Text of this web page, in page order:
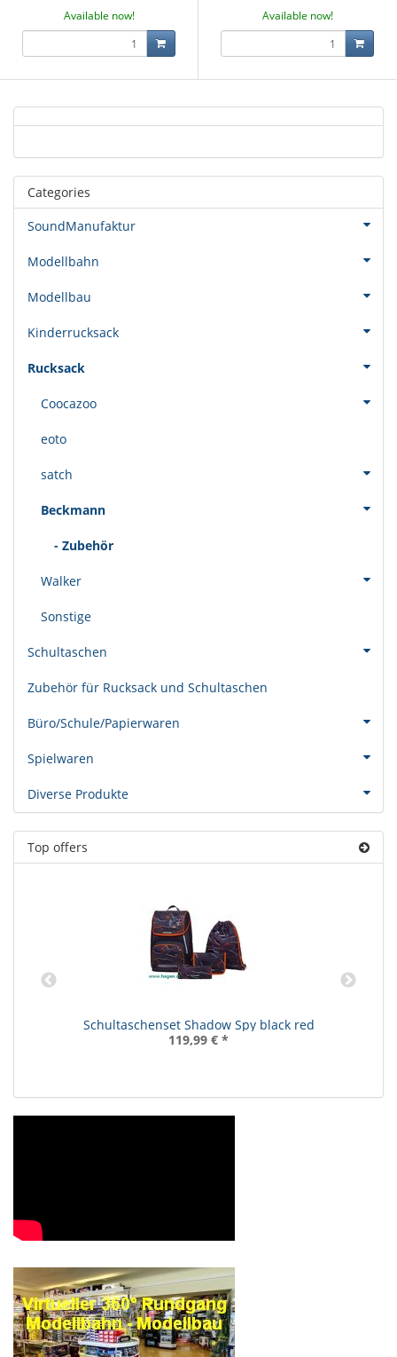
Available now! Available now!
Categories
SoundManufaktur
Modellbahn
Modellbau
Kinderrucksack
Rucksack
Coocazoo
eoto
satch
Beckmann
- Zubehör
Walker
Sonstige
Schultaschen
Zubehör für Rucksack und Schultaschen
Büro/Schule/Papierwaren
Spielwaren
Diverse Produkte
Top offers
Schultaschenset Shadow Spy black red
119,99 € *